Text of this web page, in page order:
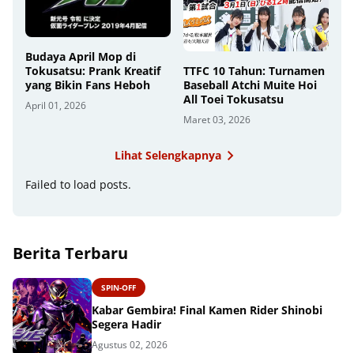
Budaya April Mop di
Tokusatsu: Prank Kreatif
yang Bikin Fans Heboh
April 01, 2026
TTFC 10 Tahun: Turnamen
Baseball Atchi Muite Hoi
All Toei Tokusatsu
Maret 03, 2026
Lihat Selengkapnya
Failed to load posts.
Berita Terbaru
SPIN-OFF
Kabar Gembira! Final Kamen Rider Shinobi
Segera Hadir
Agustus 02, 2026